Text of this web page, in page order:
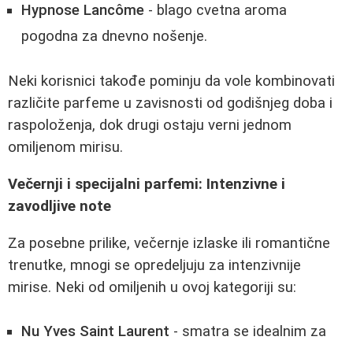
Hypnose Lancôme - blago cvetna aroma
pogodna za dnevno nošenje.
Neki korisnici takođe pominju da vole kombinovati
različite parfeme u zavisnosti od godišnjeg doba i
raspoloženja, dok drugi ostaju verni jednom
omiljenom mirisu.
Večernji i specijalni parfemi: Intenzivne i
zavodljive note
Za posebne prilike, večernje izlaske ili romantične
trenutke, mnogi se opredeljuju za intenzivnije
mirise. Neki od omiljenih u ovoj kategoriji su:
Nu Yves Saint Laurent - smatra se idealnim za